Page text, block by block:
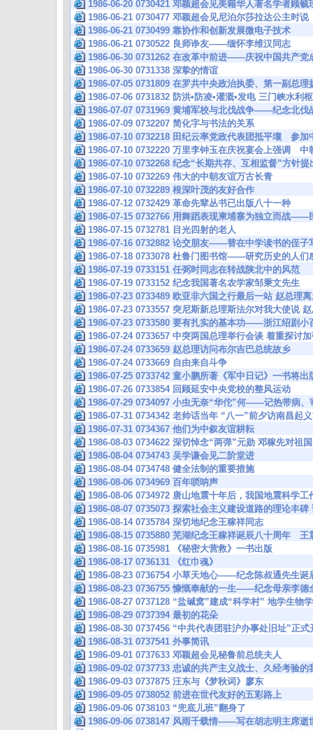
1986-06-20 0730421 邓颖超会见美籍华人著名学者顾毓
1986-06-21 0730477 邓颖超会见尼泊尔莎拉达公主时
1986-06-21 0730499 靠协作和创新发展微电子技术
1986-06-21 0730522 良师诤友——缅怀李维汉同志
1986-06-30 0731262 在改革中前进——庆祝中国共产党
1986-06-30 0731338 深挚的情谊
1986-07-05 0731809 在罗共中央政治执委、第一副总
1986-07-06 0731832 防洪•防凌•灌溉•发电 三门峡水利
1986-07-07 0731969 黄埔军校与北伐战争——纪念北伐
1986-07-09 0732207 简化字与书法的关系
1986-07-10 0732218 田纪云率党政代表团抵平壤 参加
1986-07-10 0732220 万里李钟玉在庆祝宴会上强调 中
1986-07-10 0732268 纪念“长期共存、互相监督”方针
1986-07-10 0732269 伟大的中朝友谊万古长青
1986-07-10 0732289 根深叶茂的友好合作
1986-07-12 0732429 革命先辈丛书已出版八十一种
1986-07-15 0732766 用舞蹈表现柬埔寨为独立而战——
1986-07-15 0732781 目光四射的老人
1986-07-16 0732882 论交朋友——替在中学读书的侄子
1986-07-18 0733078 杜鲁门图书馆——研究历史的人们
1986-07-19 0733151 任弼时同志在转战陕北中的风范
1986-07-19 0733152 纪念我国著名农学家邹秉文先生
1986-07-23 0733489 欧亚非六国之行最后一站 赵总理
1986-07-23 0733557 突尼斯新总理斯法尔对我大使说
1986-07-23 0733580 要有扎实的基本功——浙江绍剧小
1986-07-24 0733657 中突两国总理举行会谈 着重探讨
1986-07-24 0733659 赵总理访问布尔吉巴总统故乡
1986-07-24 0733669 自由来自斗争
1986-07-25 0733742 童小鹏所著《军中日记》一书将出
1986-07-26 0733854 回顾延安中央党校的整风运动
1986-07-29 0734097 小虫无奈“华佗”何——记热带病、
1986-07-31 0734342 老帅话当年 “八一”前夕访南昌起
1986-07-31 0734367 他们为中叙友谊耕耘
1986-08-03 0734622 深切悼念“两弹”元勋 邓稼先对
1986-08-04 0734743 吴学谦会见二阶堂进
1986-08-04 0734748 健全法制的重要措施
1986-08-06 0734969 百年唢呐声
1986-08-06 0734972 唐山地震十年后，我国地震科学
1986-08-07 0735073 探索社会主义建设道路的理论丰
1986-08-14 0735784 深切地纪念王稼祥同志
1986-08-15 0735880 芜湖纪念王稼祥诞辰八十周年 王
1986-08-16 0735981 《秘密大营救》一书出版
1986-08-17 0736131 《红巾魂》
1986-08-23 0736754 小草天地心——纪念陈叔通先生诞
1986-08-23 0736755 慷慨奉献的一生——纪念母亲李德
1986-08-27 0737128 “盐碱窝”建成“科学村” 地学生物
1986-08-29 0737394 最初的花朵
1986-08-30 0737456 “中共代表团驻沪办事处旧址”正式
1986-08-31 0737541 外事简讯
1986-09-01 0737633 邓颖超会见秘鲁前总统夫人
1986-09-02 0737733 忠诚的共产主义战士、久经考验
1986-09-03 0737875 汪东与《梦秋词》廖东
1986-09-05 0738052 前进在世代友好的五彩路上
1986-09-06 0738103 “兜底儿班”翻身了
1986-09-06 0738147 风雨千载情——写在胡志明主席逝